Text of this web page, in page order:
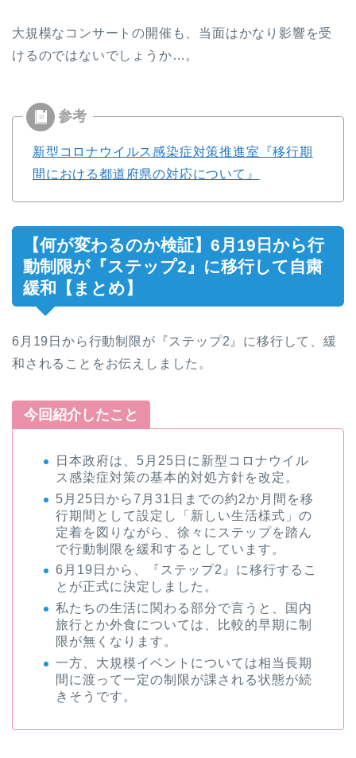
大規模なコンサートの開催も、当面はかなり影響を受
けるのではないでしょうか…。
新型コロナウイルス感染症対策推進室『移行期
間における都道府県の対応について』
【何が変わるのか検証】6月19日から行
動制限が『ステップ2』に移行して自粛
緩和【まとめ】
6月19日から行動制限が『ステップ2』に移行して、緩
和されることをお伝えしました。
今回紹介したこと
日本政府は、5月25日に新型コロナウイル
ス感染症対策の基本的対処方針を改定。
5月25日から7月31日までの約2か月間を移
行期間として設定し「新しい生活様式」の
定着を図りながら、徐々にステップを踏ん
で行動制限を緩和するとしています。
6月19日から、『ステップ2』に移行するこ
とが正式に決定しました。
私たちの生活に関わる部分で言うと、国内
旅行とか外食については、比較的早期に制
限が無くなります。
一方、大規模イベントについては相当長期
間に渡って一定の制限が課される状態が続
きそうです。